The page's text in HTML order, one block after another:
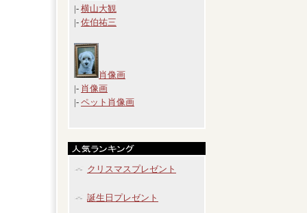
|- 横山大観
|- 佐伯祐三
肖像画
|- 肖像画
|- ペット肖像画
クリスマスプレゼント
誕生日プレゼント